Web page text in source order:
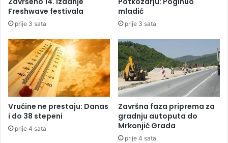
K
č
i
ć
"
u
B
a
n
j
a
r
o
r
c
a
Freshwave festivala
prije 3 sata
mladić
prije 3 sata
Vrućine ne prestaju: Danas
i do 38 stepeni
prije 4 sata
Završna faza priprema za
gradnju autoputa do
Mrkonjić Grada
prije 4 sata